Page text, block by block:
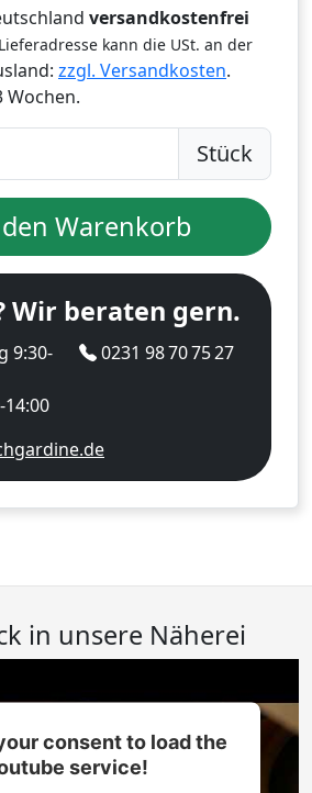
versandkostenfrei
kann die USt. an der
zzgl. Versandkosten.
Wochen.
Stück
Warenkorb
Wir beraten gern.
9:30-
14:00
0231 98 70 75 27
in unsere Näherei
consent to load the
service!